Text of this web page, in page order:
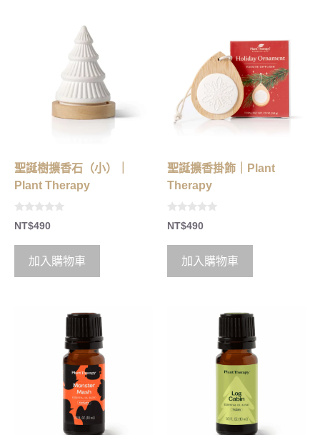
聖誕樹擴香石（小）｜
Plant Therapy
0
o
5
NT$490
加入購物車
聖誕擴香掛飾｜Plant
Therapy
0
o
5
NT$490
加入購物車